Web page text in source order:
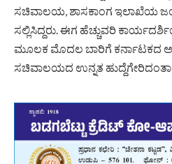
ಸಚಿವಾಲಯ, ಶಾಸಕಾಂಗ ಇಲಾಖೆಯ
ಸಲ್ಲಿಸಿದ್ದರು. ಈಗ ಹೆಚ್ಚುವರಿ
ಮೂಲಕ ಮೊದಲ ಬಾರಿಗೆ ಕರ್ನಾಟಕದ
ಸಚಿವಾಲಯದ ಉನ್ನತ